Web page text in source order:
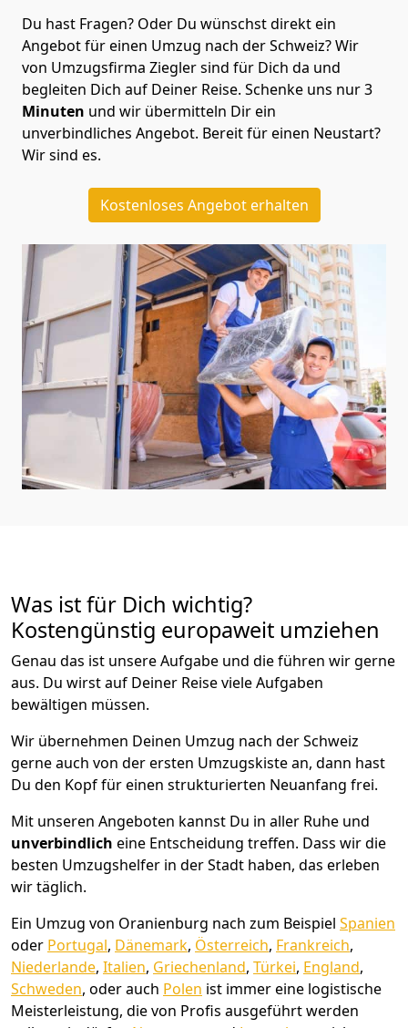
Du hast Fragen? Oder Du wünschst direkt ein
Angebot für einen Umzug nach der Schweiz? Wir
von Umzugsfirma Zieglersind für Dich da und
begleiten Dich auf Deiner Reise. Schenke uns nur3
Minuten und wir übermitteln Dir ein
unverbindliches Angebot. Bereit für einen Neustart?
Wir sind es.
Kostenloses Angebot erhalten
Was ist für Dich wichtig?
Kostengünstig europaweit umziehen
Genau das ist unsere Aufgabe und die führen wir gerne
aus. Du wirst auf Deiner Reise viele Aufgaben
bewältigen müssen.
Wir übernehmen Deinen Umzug nach der Schweiz
gerne auch von der ersten Umzugskiste an, dann hast
Du den Kopf für einen strukturierten Neuanfang frei.
Mit unseren Angeboten kannst Du in aller Ruhe und
unverbindlich eine Entscheidung treffen. Dass wir die
besten Umzugshelfer in der Stadt haben, das erleben
wir täglich.
Ein Umzug von Oranienburg nach zum Beispiel Spanien
oder Portugal, Dänemark, Österreich, Frankreich,
Niederlande, Italien, Griechenland, Türkei, England,
Schweden, oder auch Polen ist immer eine logistische
Meisterleistung, die von Profis ausgeführt werden